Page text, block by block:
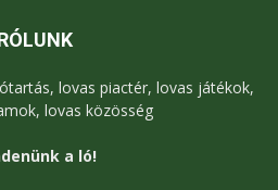
lovas piactér, lovas játékok,
lovas közösség
a ló!